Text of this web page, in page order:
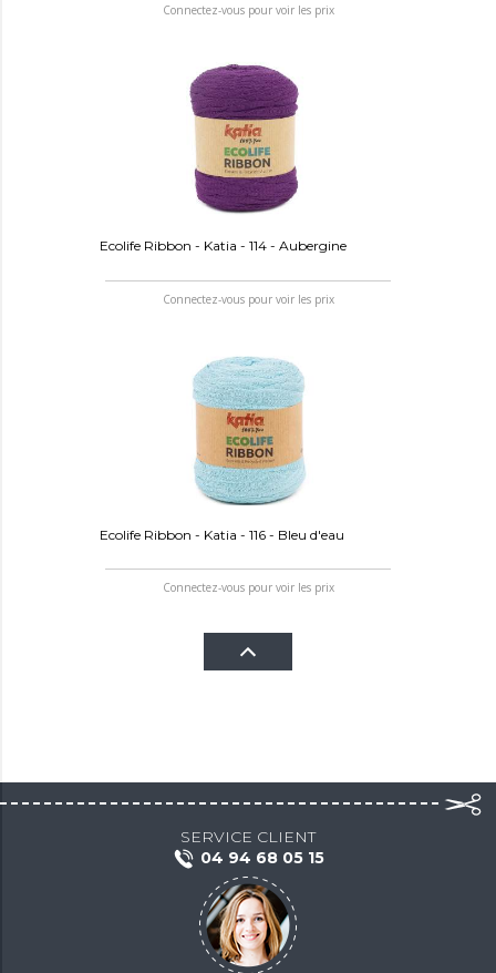
Connectez-vous pour voir les prix
Ecolife Ribbon - Katia - 114 - Aubergine
Connectez-vous pour voir les prix
Ecolife Ribbon - Katia - 116 - Bleu d'eau
Connectez-vous pour voir les prix
SERVICE CLIENT
04 94 68 05 15